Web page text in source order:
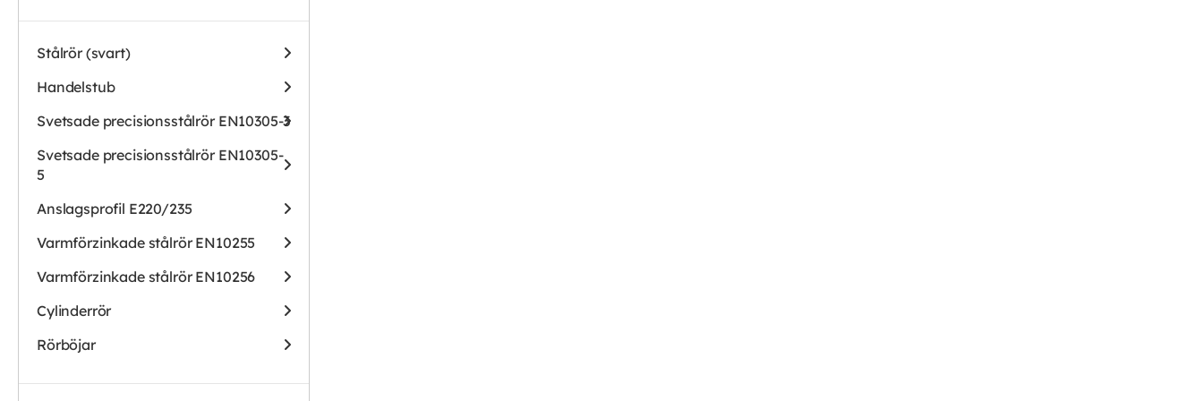
Stålrör (svart)
Handelstub
Svetsade precisionsstålrör EN10305-3
Svetsade precisionsstålrör EN10305-
5
Anslagsprofil E220/235
Varmförzinkade stålrör EN10255
Varmförzinkade stålrör EN10256
Cylinderrör
Rörböjar